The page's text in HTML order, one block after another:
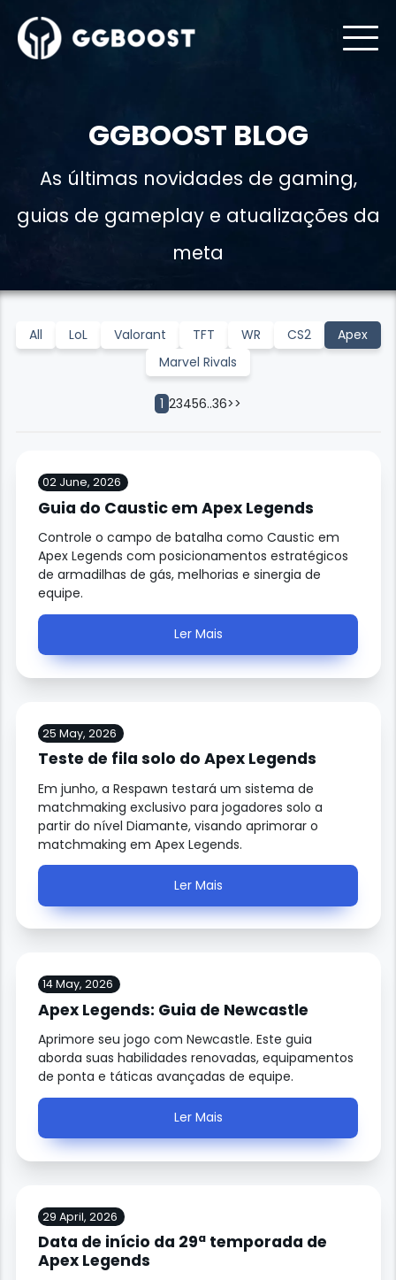
GGBOOST BLOG
As últimas novidades de gaming,
guias de gameplay e atualizações da
meta
All LoL Valorant TFT WR CS2
Apex
Marvel Rivals
1 23456..36>>
02 June, 2026
Guia do Caustic em Apex Legends
Controle o campo de batalha como Caustic em
Apex Legends com posicionamentos estratégicos
de armadilhas de gás, melhorias e sinergia de
equipe.
Ler Mais
25 May, 2026
Teste de fila solo do Apex Legends
Em junho, a Respawn testará um sistema de
matchmaking exclusivo para jogadores solo a
partir do nível Diamante, visando aprimorar o
matchmaking em Apex Legends.
Ler Mais
14 May, 2026
Apex Legends: Guia de Newcastle
Aprimore seu jogo com Newcastle. Este guia
aborda suas habilidades renovadas, equipamentos
de ponta e táticas avançadas de equipe.
Ler Mais
29 April, 2026
Data de início da 29ª temporada de
Apex Legends